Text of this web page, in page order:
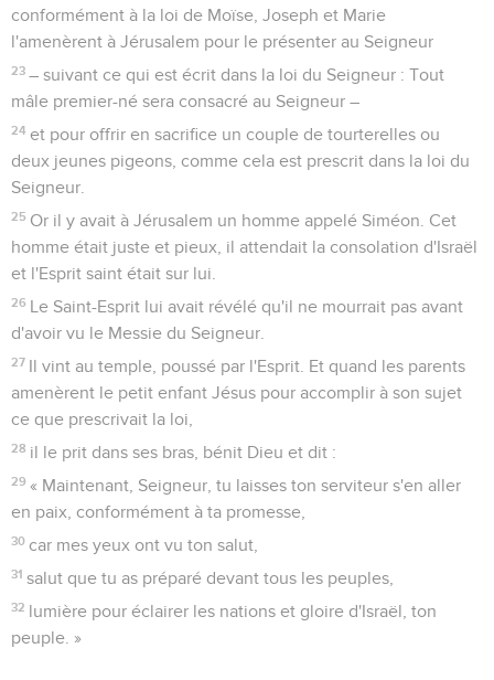
conformément à la loi de Moïse, Joseph et Marie
l'amenèrent à Jérusalem pour le présenter au Seigneur
23 – suivant ce qui est écrit dans la loi du Seigneur : Tout
mâle premier-né sera consacré au Seigneur –
24 et pour offrir en sacrifice un couple de tourterelles ou
deux jeunes pigeons, comme cela est prescrit dans la loi du
Seigneur.
25 Or il y avait à Jérusalem un homme appelé Siméon. Cet
homme était juste et pieux, il attendait la consolation d'Israël
et l'Esprit saint était sur lui.
26 Le Saint-Esprit lui avait révélé qu'il ne mourrait pas avant
d'avoir vu le Messie du Seigneur.
27 Il vint au temple, poussé par l'Esprit. Et quand les parents
amenèrent le petit enfant Jésus pour accomplir à son sujet
ce que prescrivait la loi,
28 il le prit dans ses bras, bénit Dieu et dit :
29 « Maintenant, Seigneur, tu laisses ton serviteur s'en aller
en paix, conformément à ta promesse,
30 car mes yeux ont vu ton salut,
31 salut que tu as préparé devant tous les peuples,
32 lumière pour éclairer les nations et gloire d'Israël, ton
peuple. »